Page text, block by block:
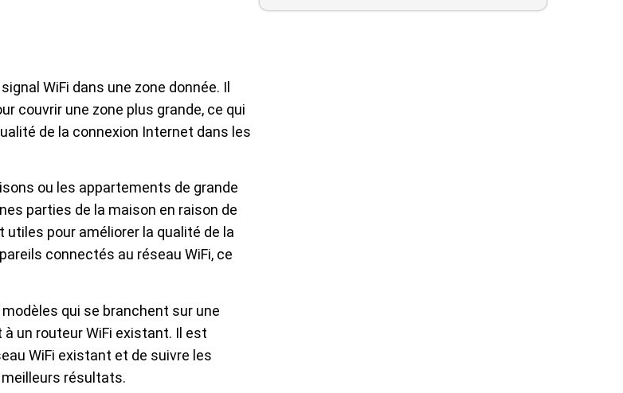
WiFi dans une zone donnée. Il
couvrir une zone plus grande, ce qui
de la connexion Internet dans les
ou les appartements de grande
parties de la maison en raison de
pour améliorer la qualité de la
connectés au réseau WiFi, ce
qui se branchent sur une
un routeur WiFi existant. Il est
WiFi existant et de suivre les
résultats.